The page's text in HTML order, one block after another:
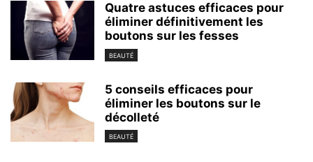
Quatre astuces efficaces pour
éliminer définitivement les
boutons sur les fesses
BEAUTÉ
5 conseils efficaces pour
éliminer les boutons sur le
décolleté
BEAUTÉ